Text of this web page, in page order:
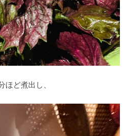
ほど煮出し、